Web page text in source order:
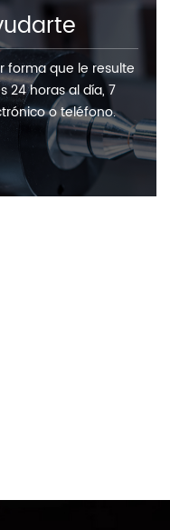
forma que le resulte
24 horas al día, 7
o teléfono.